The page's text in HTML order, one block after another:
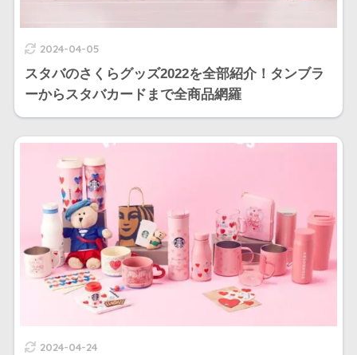
2024-04-05
スタバのさくらグッズ2022を全部紹介！タンブラ
ーからスタバカードまで全商品網羅
2024-04-24